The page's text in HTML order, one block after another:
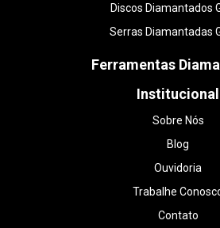
Discos Diamantados
Serras Diamantadas
Ferramentas
Institucional
Sobre Nós
Blog
Ouvidoria
Trabalhe
Contato